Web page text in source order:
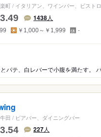
デンマーク スウェーデン
ペルー
町/ イタリアン、ワインバー、ビストロ
3.49 1438人
昼 ￥1,000～￥1,999 定
休
日
-
田 / ビアバー、ダイニングバー
3.54 227人